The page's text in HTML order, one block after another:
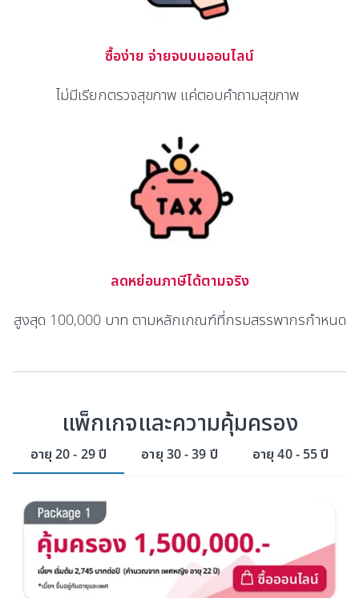
ซื้อง่าย จ่ายจบบนออนไลน์
ไม่มีเรียกตรวจสุขภาพ แค่ตอบคำถามสุขภาพ
ลดหย่อนภาษีได้ตามจริง
สูงสุด 100,000 บาท ตามหลักเกณฑ์ที่กรมสรรพากรกำหนด
แพ็กเกจและความคุ้มครอง
อายุ 20 - 29 ปี อายุ 30 - 39 ปี อายุ 40 - 55 ปี